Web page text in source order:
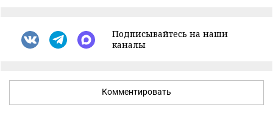
Подписывайтесь на наши
каналы
Комментировать